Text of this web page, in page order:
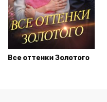
Все оттенки Золотого